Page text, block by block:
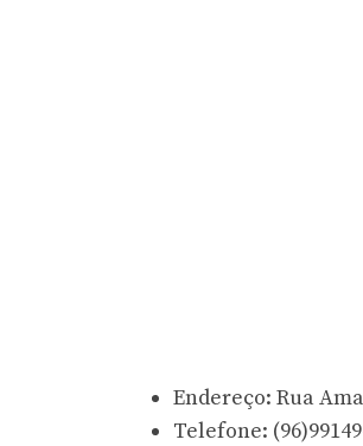
Endereço: Rua
Telefone: